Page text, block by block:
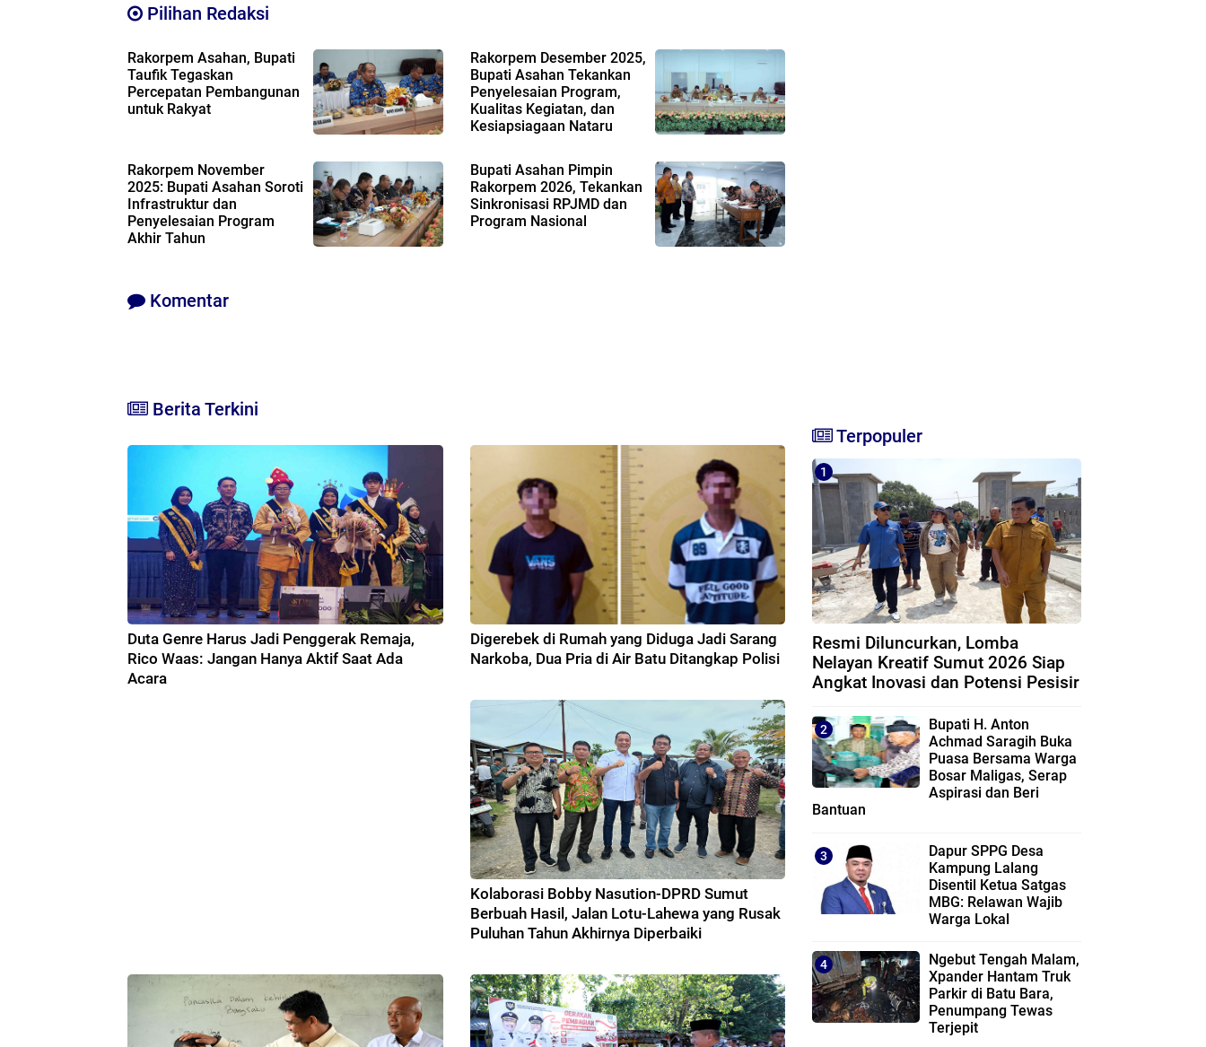
Pilihan Redaksi
Rakorpem Asahan, Bupati
Taufik Tegaskan
Percepatan Pembangunan
untuk Rakyat
Rakorpem Desember 2025,
Bupati Asahan Tekankan
Penyelesaian Program,
Kualitas Kegiatan, dan
Kesiapsiagaan Nataru
Rakorpem November
2025: Bupati Asahan Soroti
Infrastruktur dan
Penyelesaian Program
Akhir Tahun
Bupati Asahan Pimpin
Rakorpem 2026, Tekankan
Sinkronisasi RPJMD dan
Program Nasional
Komentar
Berita Terkini
Duta Genre Harus Jadi Penggerak Remaja,
Rico Waas: Jangan Hanya Aktif Saat Ada
Acara
Digerebek di Rumah yang Diduga Jadi Sarang
Narkoba, Dua Pria di Air Batu Ditangkap Polisi
Kolaborasi Bobby Nasution-DPRD Sumut
Berbuah Hasil, Jalan Lotu-Lahewa yang Rusak
Puluhan Tahun Akhirnya Diperbaiki
Terpopuler
Resmi Diluncurkan, Lomba
Nelayan Kreatif Sumut 2026 Siap
Angkat Inovasi dan Potensi Pesisir
Bupati H. Anton
Achmad Saragih Buka
Puasa Bersama Warga
Bosar Maligas, Serap
Aspirasi dan Beri
Bantuan
Dapur SPPG Desa
Kampung Lalang
Disentil Ketua Satgas
MBG: Relawan Wajib
Warga Lokal
Ngebut Tengah Malam,
Xpander Hantam Truk
Parkir di Batu Bara,
Penumpang Tewas
Terjepit